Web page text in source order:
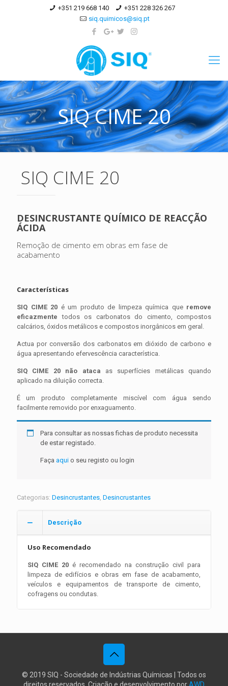
+351 219 668 140
+351 228 326 267
siq.quimicos@siq.pt
SIQ CIME 20
SIQ CIME 20
DESINCRUSTANTE QUÍMICO DE REACÇÃO
ÁCIDA
Remoção de cimento em obras em fase de
acabamento
Características
SIQ CIME 20 é um produto de limpeza química que remove
eficazmente todos os carbonatos do cimento, compostos
calcários, óxidos metálicos e compostos inorgânicos em geral.
Actua por conversão dos carbonatos em dióxido de carbono e
água apresentando efervescência característica.
SIQ CIME 20 não ataca as superfícies metálicas quando
aplicado na diluição correcta.
É um produto completamente miscível com água sendo
facilmente removido por enxaguamento.
Para consultar as nossas fichas de produto necessita
de estar registado.
Faça aquio seu registo ou login
Categorias: Desincrustantes, Desincrustantes
Descrição
Uso Recomendado
SIQ CIME 20 é recomendado na construção civil para
limpeza de edifícios e obras em fase de acabamento,
veículos e equipamentos de transporte de cimento,
cofragens ou condutas.
© 2019 SIQ - Sociedade de Indústrias Químicas | Todos os